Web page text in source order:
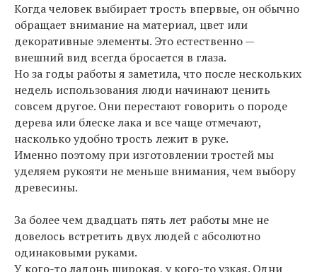
Когда человек выбирает трость впервые, он обычно
обращает внимание на материал, цвет или
декоративные элементы. Это естественно —
внешний вид всегда бросается в глаза.
Но за годы работы я заметила, что после нескольких
недель использования люди начинают ценить
совсем другое. Они перестают говорить о породе
дерева или блеске лака и все чаще отмечают,
насколько удобно трость лежит в руке.
Именно поэтому при изготовлении тростей мы
уделяем рукояти не меньше внимания, чем выбору
древесины.
За более чем двадцать пять лет работы мне не
довелось встретить двух людей с абсолютно
одинаковыми руками.
У кого-то ладонь широкая, у кого-то узкая. Одни